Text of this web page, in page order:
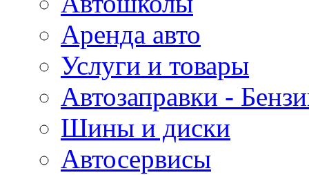
Аренда авто
Услуги и товары
Автозаправки -
Шины и диски
Автосервисы